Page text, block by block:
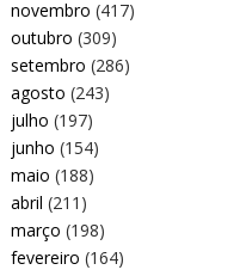
novembro (417)
outubro (309)
setembro (286)
agosto (243)
julho (197)
junho (154)
maio (188)
abril (211)
março (198)
fevereiro (164)